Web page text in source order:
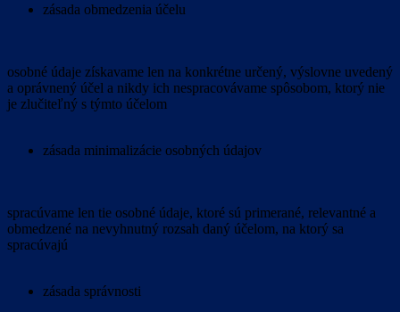
zásada obmedzenia účelu
osobné údaje získavame len na konkrétne určený, výslovne uvedený
a oprávnený účel a nikdy ich nespracovávame spôsobom, ktorý nie
je zlučiteľný s týmto účelom
zásada minimalizácie osobných údajov
spracúvame len tie osobné údaje, ktoré sú primerané, relevantné a
obmedzené na nevyhnutný rozsah daný účelom, na ktorý sa
spracúvajú
zásada správnosti